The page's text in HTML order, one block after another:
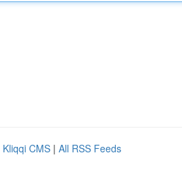
Kliqqi CMS | All RSS Feeds